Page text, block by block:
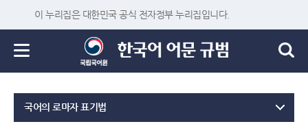
이 누리집은 대한민국 공식 전자정부 누리집입니다.
국어의 로마자 표기법